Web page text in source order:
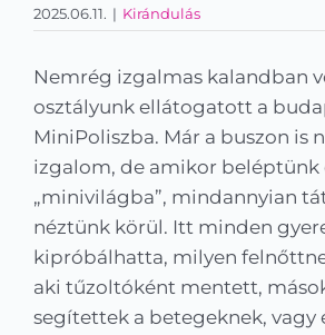
KRÉTA
2025.06.11. | Kirándulás
Nemrég izgalmas kalandban
osztályunk ellátogatott a
MiniPoliszba. Már a buszon is
izgalom, de amikor beléptünk
„minivilágba”, mindannyian
néztünk körül. Itt minden
kipróbálhatta, milyen
aki tűzoltóként mentett,
segítettek a betegeknek,